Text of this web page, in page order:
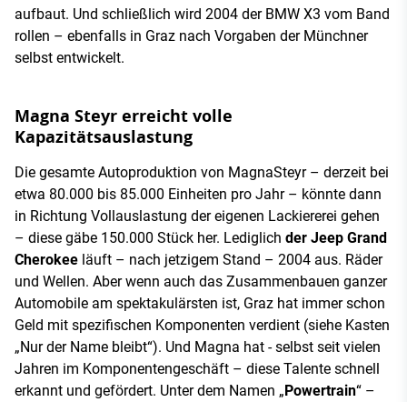
aufbaut. Und schließlich wird 2004 der BMW X3 vom Band
rollen – ebenfalls in Graz nach Vorgaben der Münchner
selbst entwickelt.
Magna Steyr erreicht volle
Kapazitätsauslastung
Die gesamte Autoproduktion von MagnaSteyr – derzeit bei
etwa 80.000 bis 85.000 Einheiten pro Jahr – könnte dann
in Richtung Vollauslastung der eigenen Lackiererei gehen
– diese gäbe 150.000 Stück her. Lediglich der Jeep Grand
Cherokee läuft – nach jetzigem Stand – 2004 aus. Räder
und Wellen. Aber wenn auch das Zusammenbauen ganzer
Automobile am spektakulärsten ist, Graz hat immer schon
Geld mit spezifischen Komponenten verdient (siehe Kasten
„Nur der Name bleibt“). Und Magna hat - selbst seit vielen
Jahren im Komponentengeschäft – diese Talente schnell
erkannt und gefördert. Unter dem Namen „Powertrain“ –